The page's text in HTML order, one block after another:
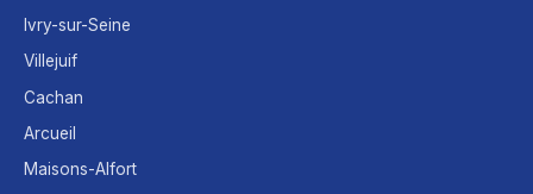
Ivry-sur-Seine
Villejuif
Cachan
Arcueil
Maisons-Alfort